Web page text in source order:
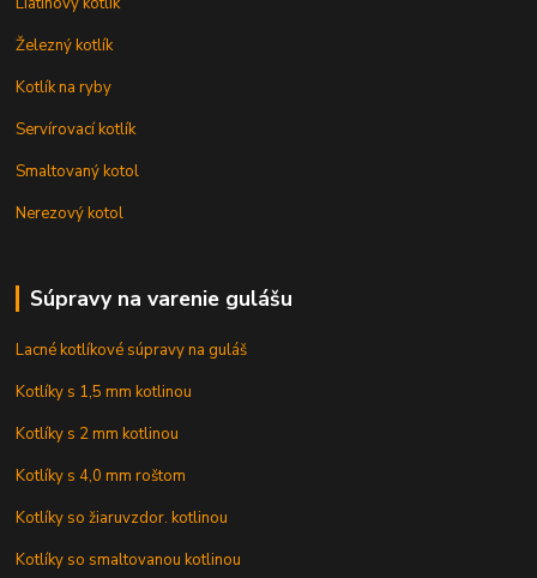
Železný kotlík
Kotlík na ryby
Servírovací kotlík
Smaltovaný kotol
Nerezový kotol
Súpravy na varenie gulášu
Lacné kotlíkové súpravy na guláš
Kotlíky s 1,5 mm kotlinou
Kotlíky s 2 mm kotlinou
Kotlíky s 4,0 mm roštom
Kotlíky so žiaruvzdor. kotlinou
Kotlíky so smaltovanou kotlinou